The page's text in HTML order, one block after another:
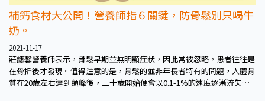
補鈣食材大公開！營養師指６關鍵，防骨鬆別只喝牛
奶。
2021-11-17
莊譓馨營養師表示，骨鬆早期並無明顯症狀，因此常被忽略，患者往往是
在骨折後才發現。值得注意的是，骨鬆的並非年長者特有的問題，人體骨
質在20歲左右達到顛峰後，三十歲開始便會以0.1-1%的速度逐漸流失，
更年期的女性流失更快。